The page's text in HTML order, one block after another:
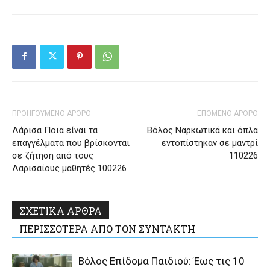
ΠΡΟΗΓΟΥΜΕΝΟ ΑΡΘΡΟ
Λάρισα Ποια είναι τα
επαγγέλματα που βρίσκονται
σε ζήτηση από τους
Λαρισαίους μαθητές 100226
ΕΠΟΜΕΝΟ ΑΡΘΡΟ
Βόλος Ναρκωτικά και όπλα
εντοπίστηκαν σε μαντρί
110226
ΣΧΕΤΙΚΑ ΑΡΘΡΑ
ΠΕΡΙΣΣΟΤΕΡΑ ΑΠΟ ΤΟΝ ΣΥΝΤΑΚΤΗ
Βόλος Επίδομα Παιδιού: Έως τις 10